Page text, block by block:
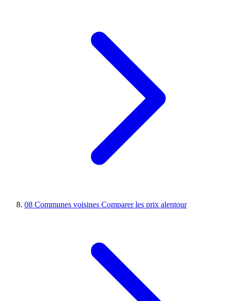
08 Communes voisines Comparer les prix alentour